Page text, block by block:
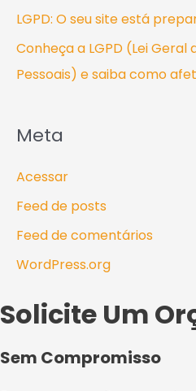
LGPD: O seu site está
Conheça a LGPD (Lei
Pessoais) e saiba como
Meta
Acessar
Feed de posts
Feed de comentários
WordPress.org
Solicite Um
Sem Compromisso